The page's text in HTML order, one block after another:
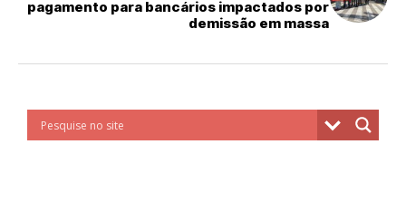
pagamento para bancários impactados por
demissão em massa